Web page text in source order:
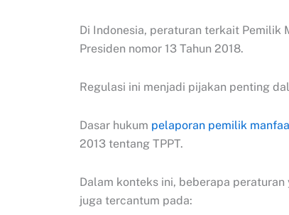
Di Indonesia, peraturan terkait Pemilik
Presiden nomor 13 Tahun 2018.
Regulasi ini menjadi pijakan penting
Dasar hukum pelaporan pemilik
2013 tentang TPPT.
Dalam konteks ini, beberapa
juga tercantum pada: